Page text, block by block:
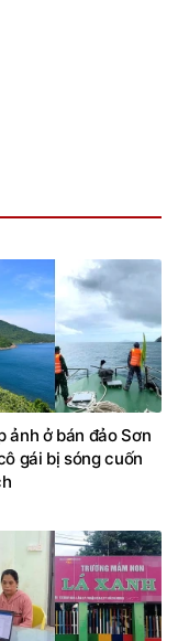
ảnh ở bán đảo Sơn
gái bị sóng cuốn